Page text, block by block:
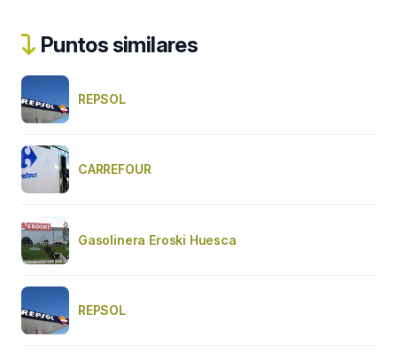
Puntos similares
REPSOL
CARREFOUR
Gasolinera Eroski Huesca
REPSOL